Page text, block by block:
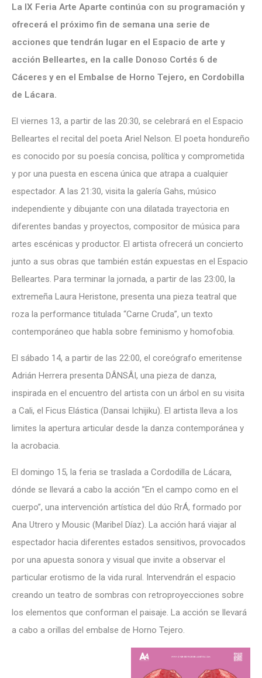
La IX Feria Arte Aparte continúa con su programación y
ofrecerá el próximofin de semana una serie de
acciones que tendrán lugar en el Espacio de arte y
acción Belleartes, en la calle Donoso Cortés 6 de
Cáceres y en el Embalse de Horno Tejero, en Cordobilla
de Lácara.
El viernes 13, a partir de las 20:30, se celebrará en el Espacio
Belleartes el recital del poeta Ariel Nelson. El poeta hondureño
es conocido por su poesía concisa, política y comprometida
y por una puesta en escena única que atrapa a cualquier
espectador. A las 21:30, visita la galería Gahs, músico
independiente y dibujante con una dilatada trayectoria en
diferentes bandas y proyectos, compositor de música para
artes escénicas y productor. El artista ofrecerá un concierto
junto a sus obras que también están expuestas en el Espacio
Belleartes. Para terminar la jornada, a partir de las 23:00, la
extremeña Laura Heristone, presenta una pieza teatral que
roza la performance titulada “Carne Cruda”, un texto
contemporáneo que habla sobre feminismo y homofobia.
El sábado 14, a partir de las 22:00, el coreógrafo emeritense
Adrián Herrera presenta DÂNSÂI, una pieza de danza,
inspirada en el encuentro del artista con un árbol en su visita
a Cali, el Ficus Elástica (Dansai Ichijiku). El artista lleva a los
limites la apertura articular desde la danza contemporánea y
la acrobacia.
El domingo 15, la feria se traslada a Cordodilla de Lácara,
dónde se llevará a cabo la acción ”En el campo como en el
cuerpo”, una intervención artística del dúo RrÁ, formado por
Ana Utrero y Mousic (Maribel Díaz). La acción hará viajar al
espectador hacia diferentes estados sensitivos, provocados
por una apuesta sonora y visual que invite a observar el
particular erotismo de la vida rural. Intervendrán el espacio
creando un teatro de sombras con retroproyecciones sobre
los elementos que conforman el paisaje. La acción se llevará
a cabo a orillas del embalse de Horno Tejero.